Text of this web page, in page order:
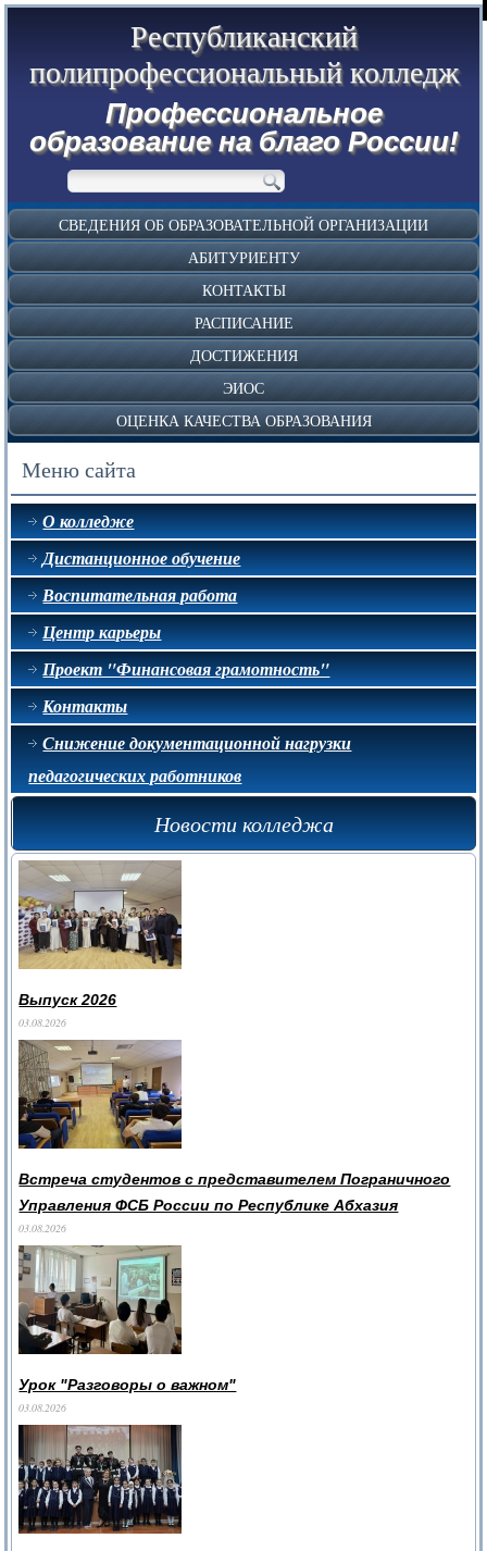
Республиканский
полипрофессиональный колледж
Профессиональное
образование на благо России!
СВЕДЕНИЯ ОБ ОБРАЗОВАТЕЛЬНОЙ ОРГАНИЗАЦИИ
АБИТУРИЕНТУ
КОНТАКТЫ
РАСПИСАНИЕ
ДОСТИЖЕНИЯ
ЭИОС
ОЦЕНКА КАЧЕСТВА ОБРАЗОВАНИЯ
Меню сайта
О колледже
Дистанционное обучение
Воспитательная работа
Центр карьеры
Проект "Финансовая грамотность"
Контакты
Снижение документационной нагрузки
педагогических работников
Новости колледжа
Выпуск 2026
03.08.2026
Встреча студентов с представителем Пограничного
Управления ФСБ России по Республике Абхазия
03.08.2026
Урок "Разговоры о важном"
03.08.2026